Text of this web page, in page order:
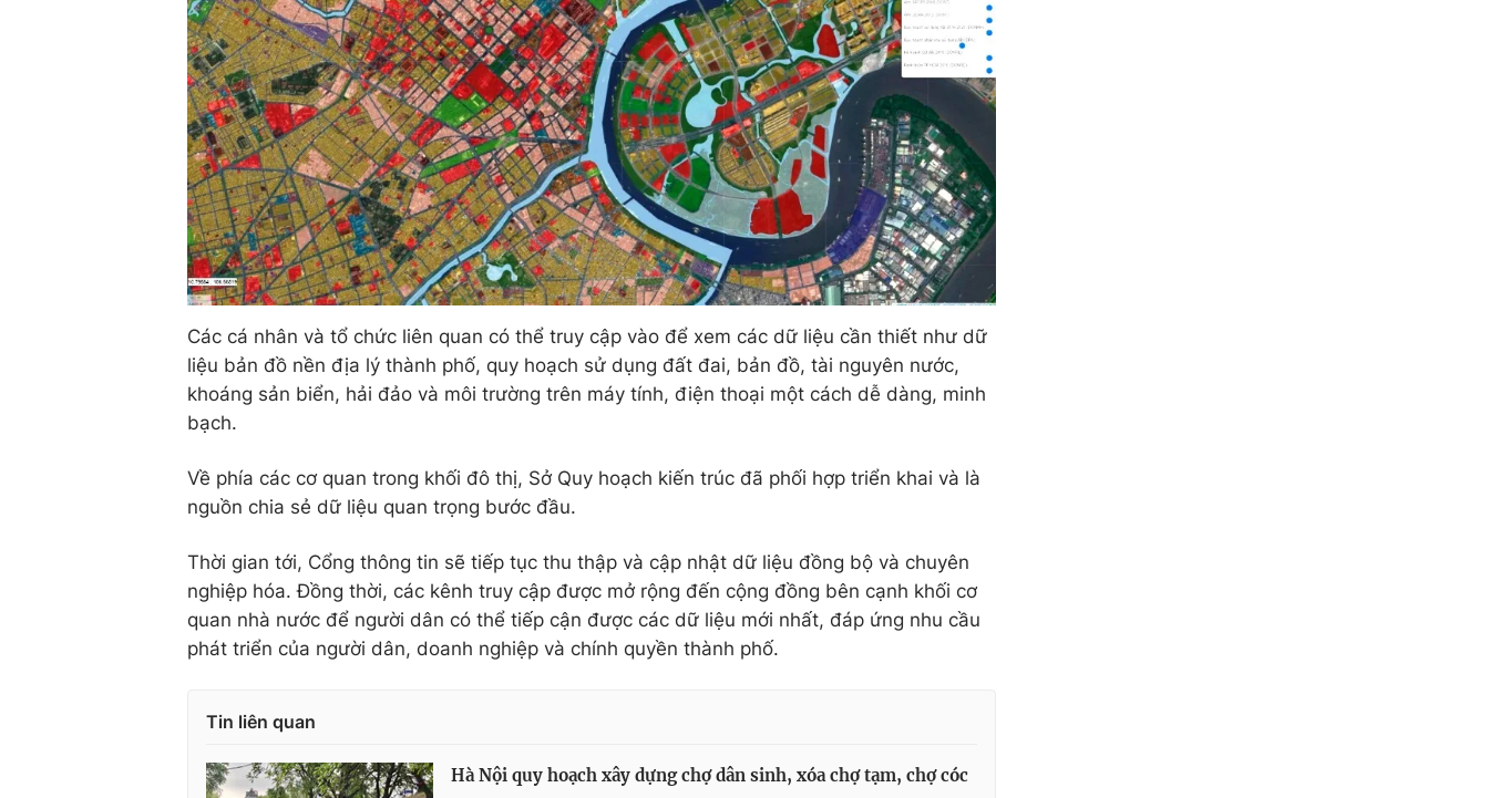
Các cá nhân và tổ chức liên quan có thể truy cập vào để xem các dữ liệu cần thiết như dữ
liệu bản đồ nền địa lý thành phố, quy hoạch sử dụng đất đai, bản đồ, tài nguyên nước,
khoáng sản biển, hải đảo và môi trường trên máy tính, điện thoại một cách dễ dàng, minh
bạch.
Về phía các cơ quan trong khối đô thị, Sở Quy hoạch kiến trúc đã phối hợp triển khai và là
nguồn chia sẻ dữ liệu quan trọng bước đầu.
Thời gian tới, Cổng thông tin sẽ tiếp tục thu thập và cập nhật dữ liệu đồng bộ và chuyên
nghiệp hóa. Đồng thời, các kênh truy cập được mở rộng đến cộng đồng bên cạnh khối cơ
quan nhà nước để người dân có thể tiếp cận được các dữ liệu mới nhất, đáp ứng nhu cầu
phát triển của người dân, doanh nghiệp và chính quyền thành phố.
Tin liên quan
Hà Nội quy hoạch xây dựng chợ dân sinh, xóa chợ tạm, chợ cóc